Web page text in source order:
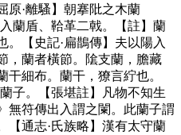
·離騷】朝搴阰之木蘭
蘭盾、鞈革二戟。【註】蘭
【史記·扁鵲傳】夫以陽入
，蘭者橫節。隂支蘭，膽藏
干細布。蘭干，獠言紵也。
子。【張堪註】凡物不知生
無符傳出入謂之闌。此蘭子謂
通志·氏族略】漢有太守蘭